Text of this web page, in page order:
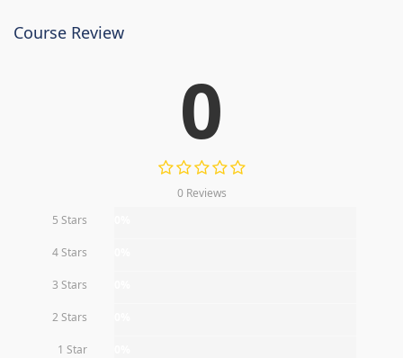
Course Review
0
0 Reviews
5 Stars
4 Stars
3 Stars
2 Stars
1 Star